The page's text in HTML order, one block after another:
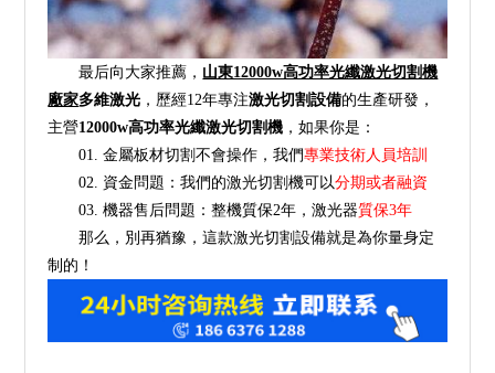
最后向大家推薦， 山東12000w高功率光纖激光切割機
廠家多維激光 ，歷經12年專注激光切割設備的生產研發，
主營12000w高功率光纖激光切割機 ，如果你是：
01. 金屬板材切割不會操作，我們專業技術人員培訓
02. 資金問題：我們的激光切割機可以分期或者融資
03. 機器售后問題：整機質保2年，激光器質保3年
那么，別再猶豫，這款激光切割設備就是為你量身定
制的！